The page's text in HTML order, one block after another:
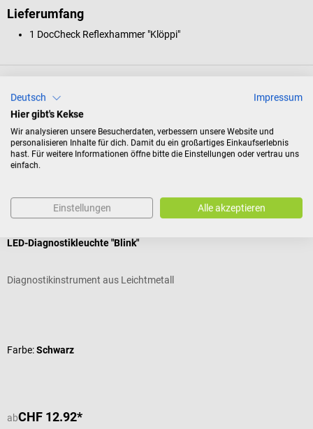
Lieferumfang
1 DocCheck Reflexhammer "Klöppi"
Bewertungen
15%
LED-Diagnostikleuchte "Blink"
Diagnostikinstrument aus Leichtmetall
Farbe:Schwarz
abCHF 12.92*
Deutsch
Impressum
Hier gibt's Kekse
Wir analysieren unsere Besucherdaten, verbessern unsere Website und
personalisieren Inhalte für dich. Damit du ein großartiges Einkaufserlebnis
hast. Für weitere Informationen öffne bitte die Einstellungen oder vertrau uns
einfach.
Einstellungen Alle akzeptieren